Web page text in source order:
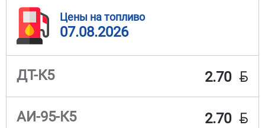
Цены на топливо
07.08.2026
ДТ-К5 2.70 BYN
АИ-95-К5 2.70 BYN